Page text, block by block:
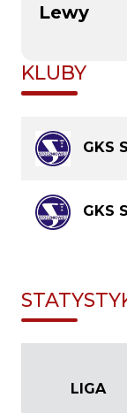
Lewy
KLUBY
GKS
GKS
LIGA